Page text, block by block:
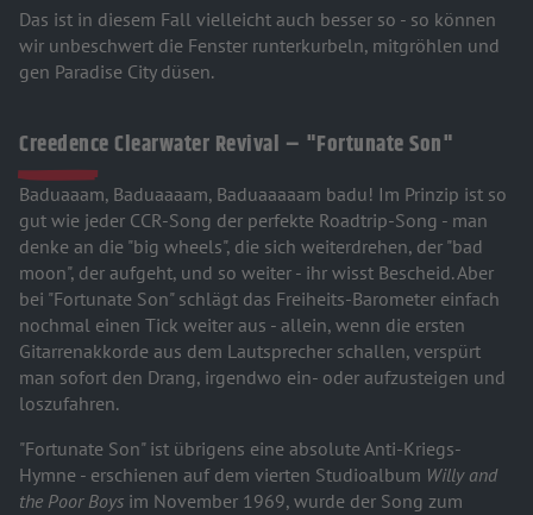
Das ist in diesem Fall vielleicht auch besser so - so können
wir unbeschwert die Fenster runterkurbeln, mitgröhlen und
gen Paradise City düsen.
Creedence Clearwater Revival – "Fortunate Son"
Baduaaam, Baduaaaam, Baduaaaaam badu! Im Prinzip ist so
gut wie jeder CCR-Song der perfekte Roadtrip-Song - man
denke an die "big wheels", die sich weiterdrehen, der "bad
moon", der aufgeht, und so weiter - ihr wisst Bescheid. Aber
bei "Fortunate Son" schlägt das Freiheits-Barometer einfach
nochmal einen Tick weiter aus - allein, wenn die ersten
Gitarrenakkorde aus dem Lautsprecher schallen, verspürt
man sofort den Drang, irgendwo ein- oder aufzusteigen und
loszufahren.
"Fortunate Son" ist übrigens eine absolute Anti-Kriegs-
Hymne - erschienen auf dem vierten Studioalbum Willy and
the Poor Boys im November 1969, wurde der Song zum